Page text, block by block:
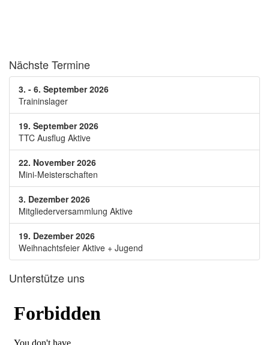
Nächste Termine
3. - 6. September 2026
Traininslager
19. September 2026
TTC Ausflug Aktive
22. November 2026
Mini-Meisterschaften
3. Dezember 2026
Mitgliederversammlung Aktive
19. Dezember 2026
Weihnachtsfeier Aktive + Jugend
Unterstütze uns